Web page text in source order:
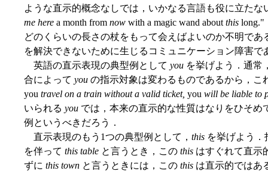
ような直示的概念なしでは，いかなる言語も役に立た
me here a month from now with a magic wand about this long."
どのくらいの長さの杖をもって会えばよいのか不明で
を解決できないために生じるコミュニケーション障害で
英語の直示表現の典型例として you を挙げよう．通常
合によって you の指示対象は変わるものであるから，
you travel on a train without a valid ticket, you will be liable to
いられる you では，本来の直示的な性質はなりをひそめ
例というべきだろう．
直示表現のもう1つの典型例として， this を挙げよう
を伴って this table と言うとき，この this はすぐれて直示
ずに this town と言うときには，この this は直示的ではあ